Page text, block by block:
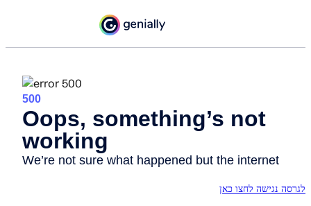
לגרסה נגישה לחצו כאן